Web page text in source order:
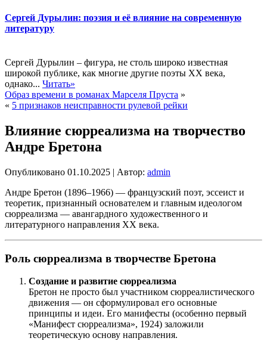
Сергей Дурылин: поэзия и её влияние на современную
литературу
Сергей Дурылин – фигура, не столь широко известная
широкой публике, как многие другие поэты ХХ века,
однако... Читать»
Образ времени в романах Марселя Пруста »
« 5 признаков неисправности рулевой рейки
Влияние сюрреализма на творчество
Андре Бретона
Опубликовано 01.10.2025 | Автор: admin
Андре Бретон (1896–1966) — французский поэт, эссеист и
теоретик, признанный основателем и главным идеологом
сюрреализма — авангардного художественного и
литературного направления XX века.
Роль сюрреализма в творчестве Бретона
Создание и развитие сюрреализма
Бретон не просто был участником сюрреалистического
движения — он сформулировал его основные
принципы и идеи. Его манифесты (особенно первый
«Манифест сюрреализма», 1924) заложили
теоретическую основу направления.